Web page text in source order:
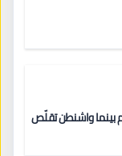
بينما واشنطن تقلّص